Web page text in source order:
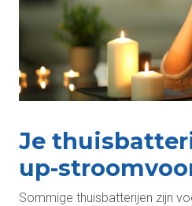
Je
up-
Sommige thuisbatterijen zijn